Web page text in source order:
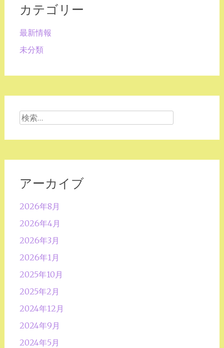
カテゴリー
最新情報
未分類
検
アーカイブ
2026年8月
2026年4月
2026年3月
2026年1月
2025年10月
2025年2月
2024年12月
2024年9月
2024年5月